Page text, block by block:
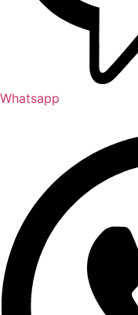
Whatsapp